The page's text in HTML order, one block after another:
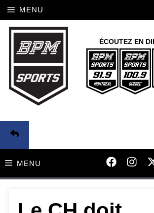
Aller
au
contenu
MENU
ÉCOUTEZ EN
MENU